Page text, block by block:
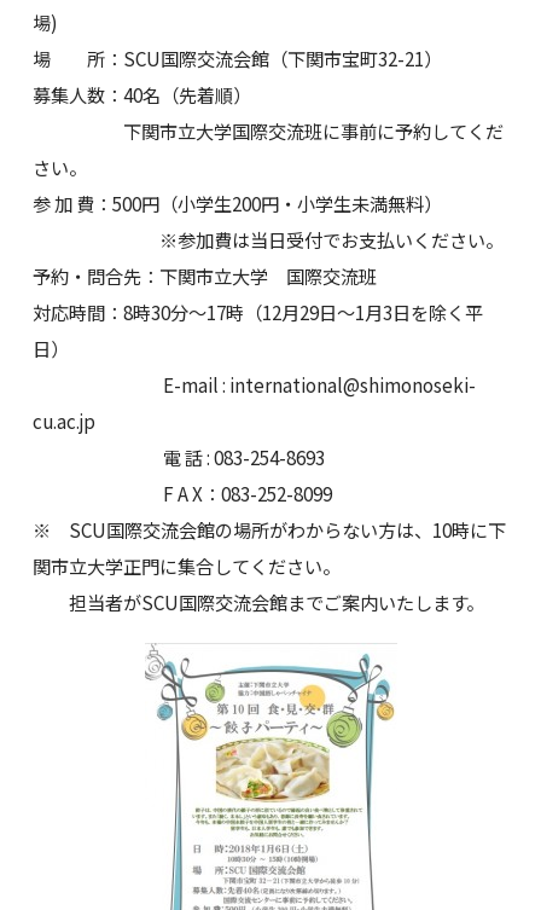
場)
場 所：SCU国際交流会館（下関市宝町32-21）
募集人数：40名（先着順）
下関市立大学国際交流班に事前に予約してくだ
さい。
参 加 費：500円（小学生200円・小学生未満無料）
※参加費は当日受付でお支払いください。
予約・問合先：下関市立大学 国際交流班
対応時間：8時30分～17時（12月29日～1月3日を除く平
日）
E-mail : international@shimonoseki-
cu.ac.jp
電 話 : 083-254-8693
F A X：083-252-8099
※ SCU国際交流会館の場所がわからない方は、10時に下
関市立大学正門に集合してください。
担当者がSCU国際交流会館までご案内いたします。